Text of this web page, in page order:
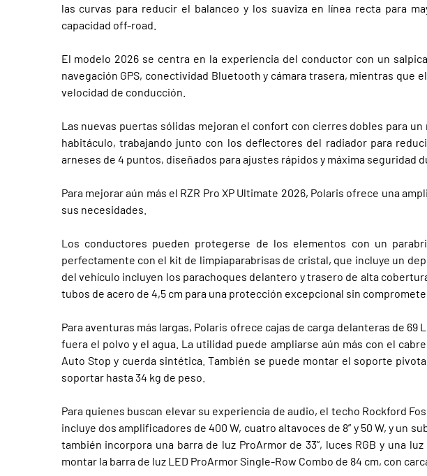
las curvas para reducir el balanceo y los suaviza en línea recta para
capacidad off-road.
El modelo 2026 se centra en la experiencia del conductor con un
navegación GPS, conectividad Bluetooth y cámara trasera, mientras
velocidad de conducción.
Las nuevas puertas sólidas mejoran el confort con cierres dobles para
habitáculo, trabajando junto con los deflectores del radiador para
arneses de 4 puntos, diseñados para ajustes rápidos y máxima seguridad
Para mejorar aún más el RZR Pro XP Ultimate 2026, Polaris ofrece una
sus necesidades.
Los conductores pueden protegerse de los elementos con un
perfectamente con el kit de limpiaparabrisas de cristal, que incluye un
del vehículo incluyen los parachoques delantero y trasero de alta
tubos de acero de 4,5 cm para una protección excepcional sin
Para aventuras más largas, Polaris ofrece cajas de carga delanteras de
fuera el polvo y el agua. La utilidad puede ampliarse aún más con el
Auto Stop y cuerda sintética. También se puede montar el soporte
soportar hasta 34 kg de peso.
Para quienes buscan elevar su experiencia de audio, el techo Rockford
incluye dos amplificadores de 400 W, cuatro altavoces de 8” y 50 W, y un
también incorpora una barra de luz ProArmor de 33”, luces RGB y una
montar la barra de luz LED ProArmor Single-Row Combo de 84 cm, con